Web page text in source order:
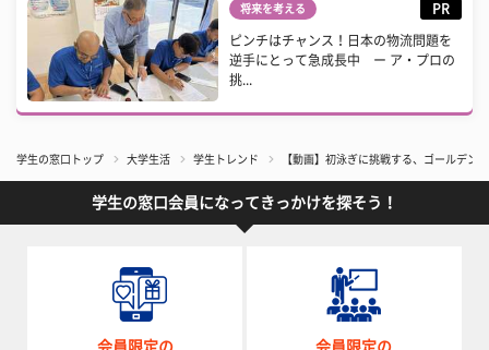
将来を考える PR
ピンチはチャンス！日本の物流問題を
逆手にとって急成長中 ー ア・プロの
挑...
学生の窓口トップ 大学生活 学生トレンド 【動画】初泳ぎに挑戦する、ゴールデン
学生の窓口会員になってきっかけを探そう！
会員限定の 会員限定の